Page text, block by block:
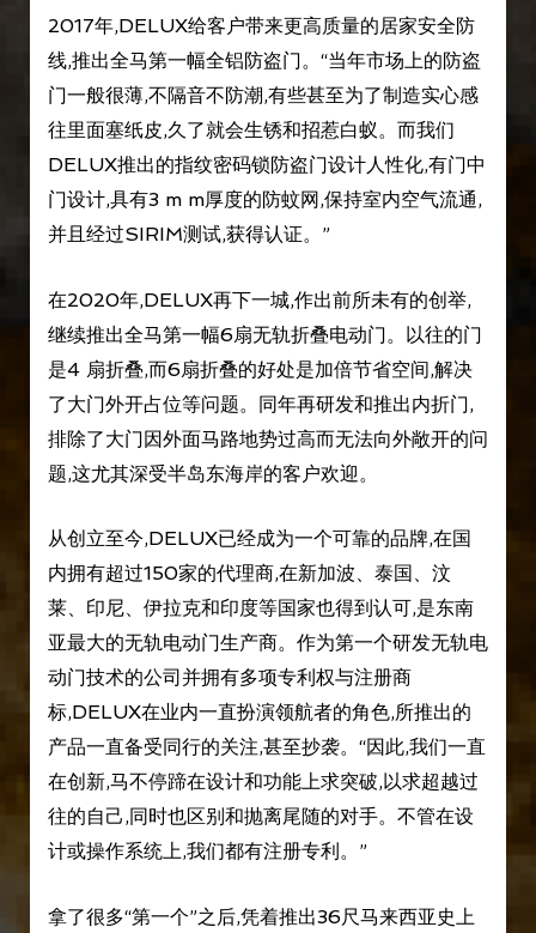
2017年,DELUX给客户带来更高质量的居家安全防
线,推出全马第一幅全铝防盗门。“当年市场上的防盗
门一般很薄,不隔音不防潮,有些甚至为了制造实心感
往里面塞纸皮,久了就会生锈和招惹白蚁。而我们
DELUX推出的指纹密码锁防盗门设计人性化,有门中
门设计,具有3 m m厚度的防蚊网,保持室内空气流通,
并且经过SIRIM测试,获得认证。”
在2020年,DELUX再下一城,作出前所未有的创举,
继续推出全马第一幅6扇无轨折叠电动门。以往的门
是4 扇折叠,而6扇折叠的好处是加倍节省空间,解决
了大门外开占位等问题。同年再研发和推出内折门,
排除了大门因外面马路地势过高而无法向外敞开的问
题,这尤其深受半岛东海岸的客户欢迎。
从创立至今,DELUX已经成为一个可靠的品牌,在国
内拥有超过150家的代理商,在新加波、泰国、汶
莱、印尼、伊拉克和印度等国家也得到认可,是东南
亚最大的无轨电动门生产商。作为第一个研发无轨电
动门技术的公司并拥有多项专利权与注册商
标,DELUX在业内一直扮演领航者的角色,所推出的
产品一直备受同行的关注,甚至抄袭。“因此,我们一直
在创新,马不停蹄在设计和功能上求突破,以求超越过
往的自己,同时也区别和抛离尾随的对手。不管在设
计或操作系统上,我们都有注册专利。”
拿了很多“第一个”之后,凭着推出36尺马来西亚史上